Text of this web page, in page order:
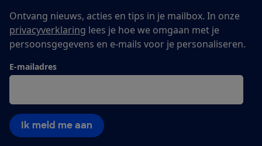
Ontvang nieuws, acties en tips in je mailbox. In onze
privacyverklaring lees je hoe we omgaan met je
persoonsgegevens en e-mails voor je personaliseren.
E-mailadres
Ik meld me aan